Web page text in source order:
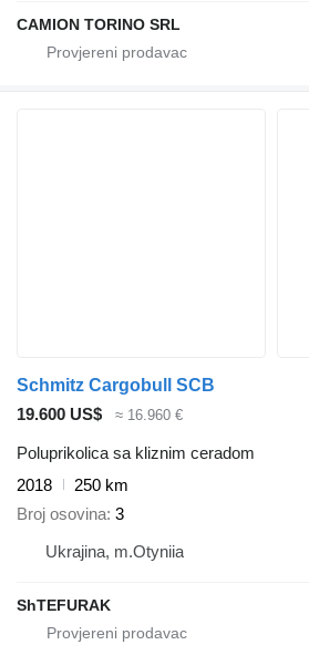
CAMION TORINO SRL
Schmitz Cargobull SCB
19.600 US$
≈ 16.960 €
Poluprikolica sa kliznim ceradom
2018
250 km
Broj osovina 3
Ukrajina, m.Otyniia
ShTEFURAK